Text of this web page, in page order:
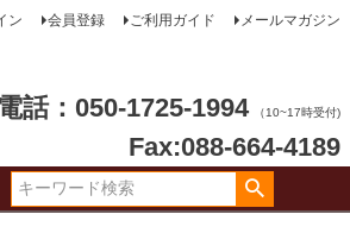
ン 会員登録 ご利用ガイド メールマガジン
電話：050-1725-1994 （10~17時受付)
Fax:088-664-4189